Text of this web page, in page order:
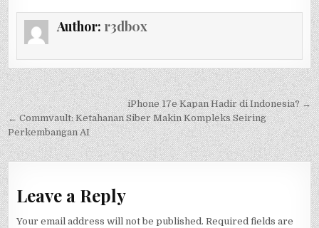
Author: r3db0x
Post
navigation
iPhone 17e Kapan Hadir di Indonesia? →
← Commvault: Ketahanan Siber Makin Kompleks Seiring
Perkembangan AI
Leave a Reply
Your email address will not be published. Required fields are